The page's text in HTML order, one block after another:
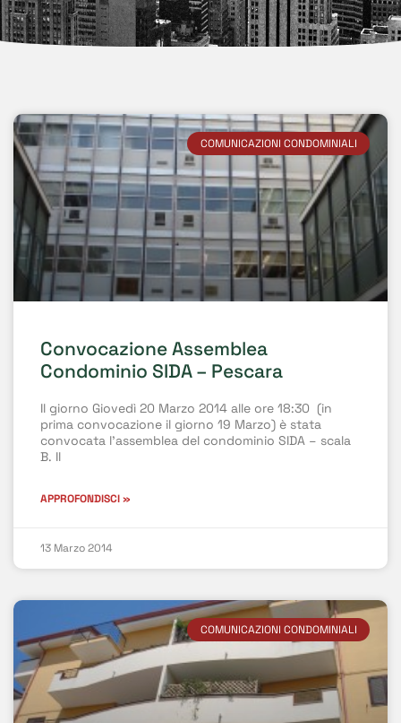
COMUNICAZIONI CONDOMINIALI
Convocazione Assemblea
Condominio SIDA – Pescara
Il giorno Giovedì 20 Marzo 2014 alle ore 18:30 (in
prima convocazione il giorno 19 Marzo) è stata
convocata l’assemblea del condominio SIDA – scala
B. Il
APPROFONDISCI »
13 Marzo 2014
COMUNICAZIONI CONDOMINIALI